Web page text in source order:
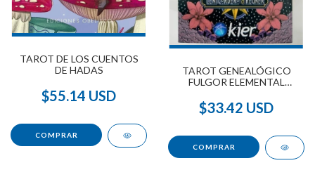
TAROT DE LOS CUENTOS
DE HADAS
$55.14 USD
TAROT GENEALÓGICO
FULGOR ELEMENTAL
$33.42 USD